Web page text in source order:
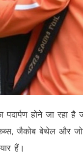
पदार्पण होने जा
जैकोब बेथेल और
हैं।